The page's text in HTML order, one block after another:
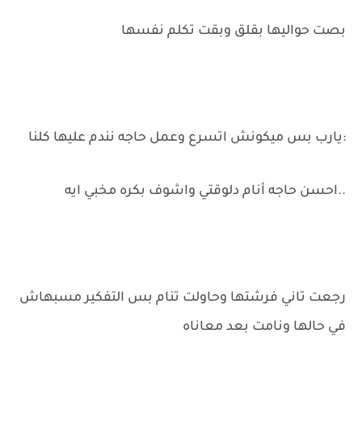
بصت حواليها بقلق وبقت تكلم نفسها
:يارب بس ميكونش اتسرع وعمل حاجه نندم عليها كلنا
..احسن حاجه أنام دلوقتي واشوف بكره مخبي ايه
رجعت تاني فرشتها وحاولت تنام بس التفكير مسبهاش
في حالها ونامت بعد معاناه